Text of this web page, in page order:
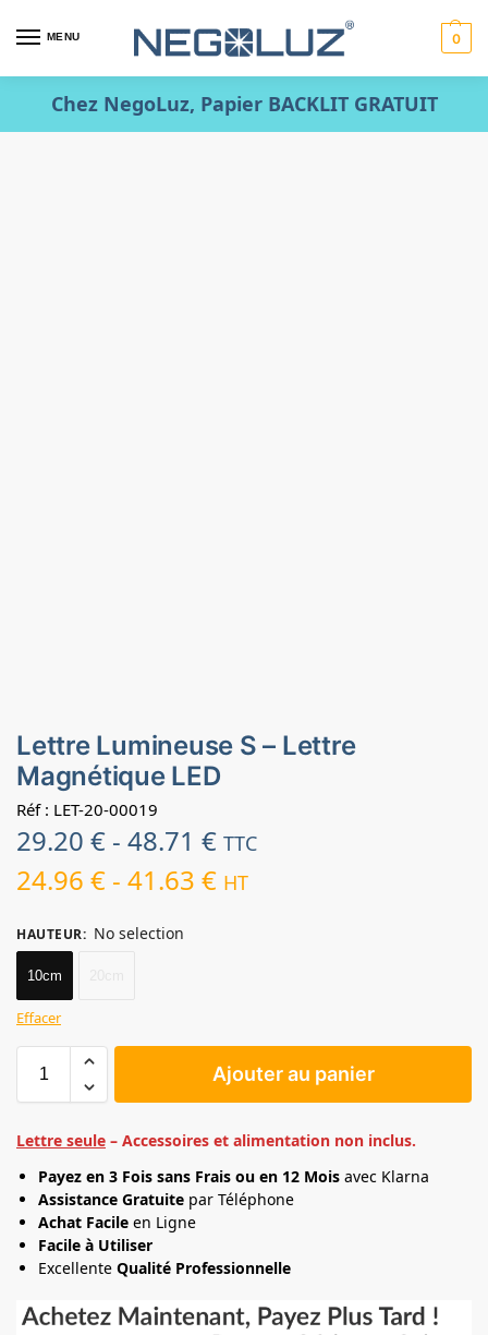
MENU 0
Chez NegoLuz, Papier BACKLIT GRATUIT
Lettre Lumineuse S – Lettre
Magnétique LED
Réf : LET-20-00019
29.20 € - 48.71 € TTC
24.96 € - 41.63 € HT
HAUTEUR: No selection
10cm
Effacer
Ajouter au panier
Lettre seule – Accessoires et alimentation non inclus.
Payez en 3 Fois sans Frais ou en 12 Mois avec Klarna
Assistance Gratuite par Téléphone
Achat Facile en Ligne
Facile à Utiliser
Excellente Qualité Professionnelle